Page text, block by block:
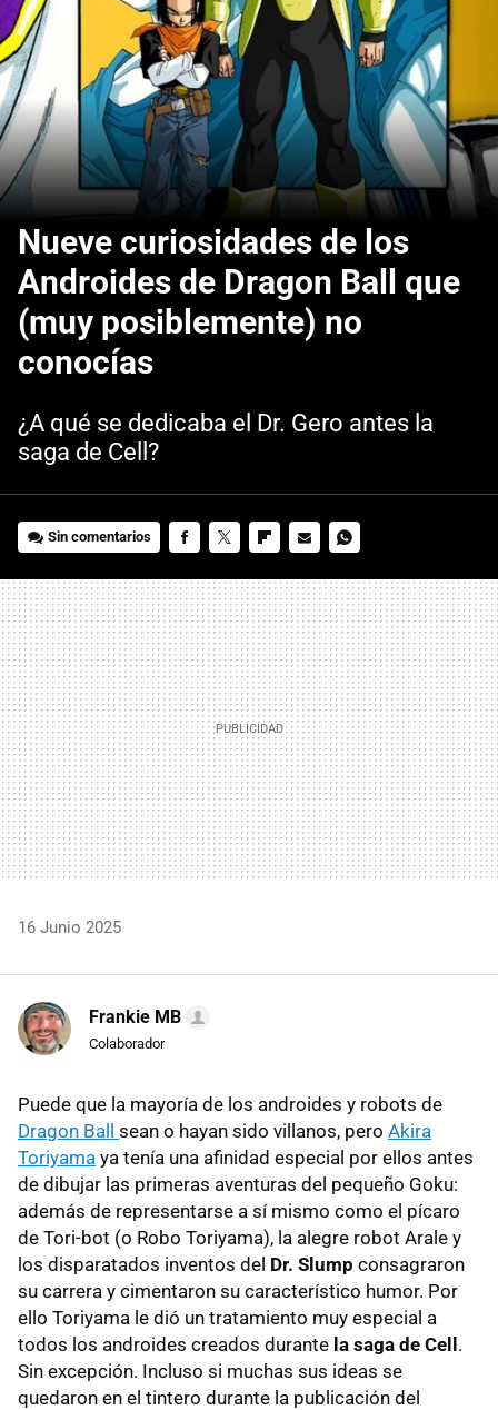
Nueve curiosidades de los
Androides de Dragon Ball que
(muy posiblemente) no
conocías
¿A qué se dedicaba el Dr. Gero antes la
saga de Cell?
Sin comentarios
MAIL
16 Junio 2025
Frankie MB
Colaborador
Puede que la mayoría de los androides y robots de
Dragon Ball sean o hayan sido villanos, pero Akira
Toriyama ya tenía una afinidad especial por ellos antes
de dibujar las primeras aventuras del pequeño Goku:
además de representarse a sí mismo como el pícaro
de Tori-bot (o Robo Toriyama), la alegre robot Arale y
los disparatados inventos del Dr. Slump consagraron
su carrera y cimentaron su característico humor. Por
ello Toriyama le dió un tratamiento muy especial a
todos los androides creados durante la saga de Cell .
Sin excepción. Incluso si muchas sus ideas se
quedaron en el tintero durante la publicación del